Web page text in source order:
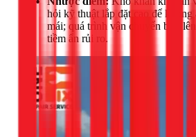
hỏi kỹ thuật lắp đặt cao để không
mái; quá trình vận chuyển bồn
tiềm ẩn rủi ro.